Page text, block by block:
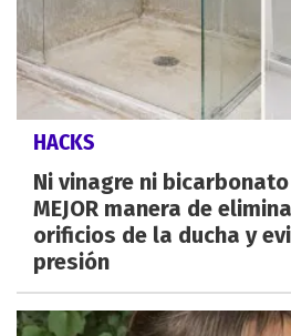
HACKS
Ni vinagre ni
MEJOR manera de
orificios de la ducha y
presión